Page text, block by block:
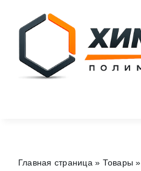
content
Главная страница » Товары »